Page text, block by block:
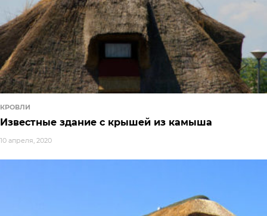
КРОВЛИ
Известные здание с крышей из камыша
10 апреля, 2020